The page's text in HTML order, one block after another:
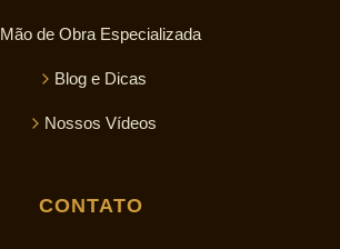
Mão de Obra Especializada
Blog e Dicas
Nossos Vídeos
CONTATO